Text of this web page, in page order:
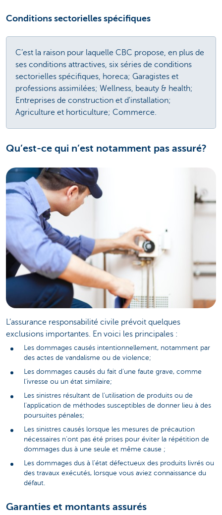
Conditions sectorielles spécifiques
C’est la raison pour laquelle CBC propose, en plus de
ses conditions attractives, six séries de conditions
sectorielles spécifiques, horeca; Garagistes et
professions assimilées; Wellness, beauty & health;
Entreprises de construction et d'installation;
Agriculture et horticulture; Commerce.
Qu’est-ce qui n’est notamment pas assuré?
L’assurance responsabilité civile prévoit quelques
exclusions importantes. En voici les principales :
Les dommages causés intentionnellement, notamment par
des actes de vandalisme ou de violence;
Les dommages causés du fait d’une faute grave, comme
l’ivresse ou un état similaire;
Les sinistres résultant de l’utilisation de produits ou de
l’application de méthodes susceptibles de donner lieu à des
poursuites pénales;
Les sinistres causés lorsque les mesures de précaution
nécessaires n’ont pas été prises pour éviter la répétition de
dommages dus à une seule et même cause ;
Les dommages dus à l’état défectueux des produits livrés ou
des travaux exécutés, lorsque vous aviez connaissance du
défaut.
Garanties et montants assurés